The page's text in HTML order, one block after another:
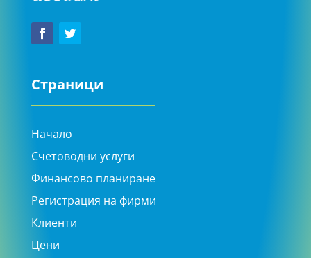
Страници
Начало
Счетоводни услуги
Финансово планиране
Регистрация на фирми
Клиенти
Цени